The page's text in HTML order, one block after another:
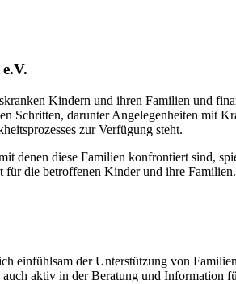
Kindern und ihren Familien und
Schritten, darunter Angelegenheiten mit
zur Verfügung steht.
denen diese Familien konfrontiert sind,
für die betroffenen Kinder und ihre Familien.
einfühlsam der Unterstützung von
aktiv in der Beratung und Information